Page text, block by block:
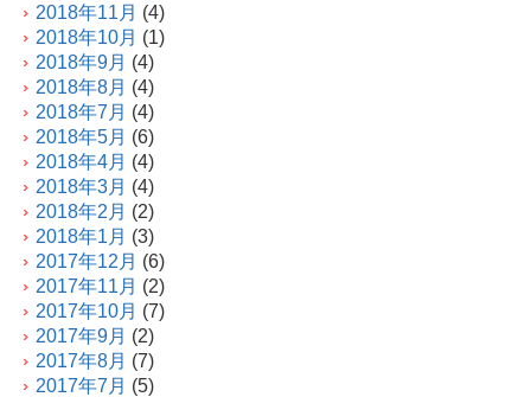
2018年11月 (4)
2018年10月 (1)
2018年9月 (4)
2018年8月 (4)
2018年7月 (4)
2018年5月 (6)
2018年4月 (4)
2018年3月 (4)
2018年2月 (2)
2018年1月 (3)
2017年12月 (6)
2017年11月 (2)
2017年10月 (7)
2017年9月 (2)
2017年8月 (7)
2017年7月 (5)